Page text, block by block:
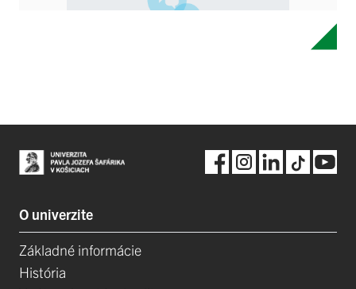
O univerzite
Základné informácie
História